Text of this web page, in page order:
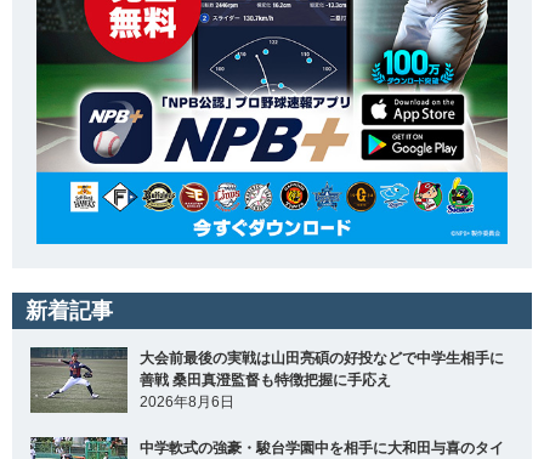
新着記事
大会前最後の実戦は山田亮碩の好投などで中学生相手に
善戦 桑田真澄監督も特徴把握に手応え
2026年8月6日
中学軟式の強豪・駿台学園中を相手に大和田与喜のタイ